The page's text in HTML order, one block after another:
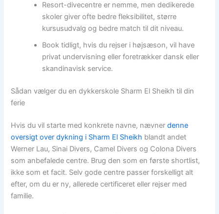
Resort-divecentre er nemme, men dedikerede
skoler giver ofte bedre fleksibilitet, større
kursusudvalg og bedre match til dit niveau.
Book tidligt, hvis du rejser i højsæson, vil have
privat undervisning eller foretrækker dansk eller
skandinavisk service.
Sådan vælger du en dykkerskole Sharm El Sheikh til din
ferie
Hvis du vil starte med konkrete navne, nævnerdenne
oversigt over dykning i Sharm El Sheikh blandt andet
Werner Lau, Sinai Divers, Camel Divers og Colona Divers
som anbefalede centre. Brug den som en første shortlist,
ikke som et facit. Selv gode centre passer forskelligt alt
efter, om du er ny, allerede certificeret eller rejser med
familie.